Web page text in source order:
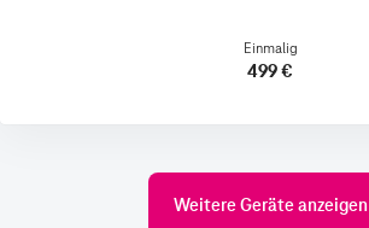
Einmalig
499 €
Weitere Geräte anzeigen